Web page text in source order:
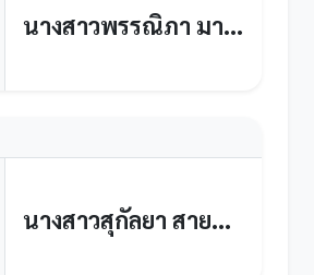
นางสาวพรรณิภา มาลีหวล
นางสาวสุกัลยา สายสุวรรณ